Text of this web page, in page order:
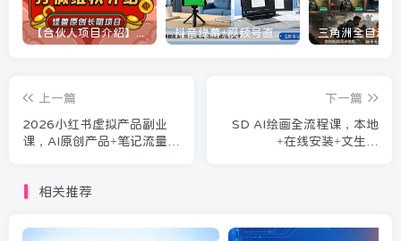
【合伙人项目介绍】打假维权项目介绍 抖音绿幕+视频号直播带货课：居家照着稿子念起号，手机电脑双场景搭建全流程
上一篇
2026小红书虚拟产品副业
课，AI原创产品+笔记流量
下一篇
SD AI绘画全流程课，本地
+在线安装+文生图
相关推荐